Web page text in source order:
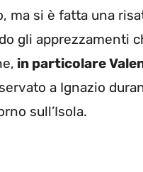
ma si è fatta una
gli apprezzamenti
in particolare
a Ignazio
sull’Isola.